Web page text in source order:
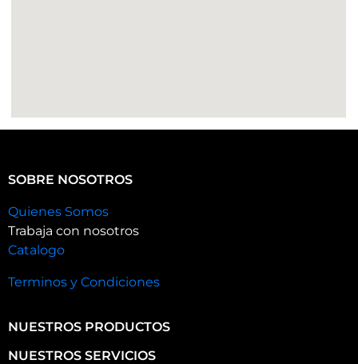
SOBRE NOSOTROS
Quienes Somos
Trabaja con nosotros
Catalogo
Terminos y Condiciones
NUESTROS PRODUCTOS
NUESTROS SERVICIOS